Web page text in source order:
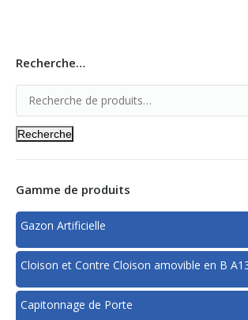
Recherche…
Recherche
Gamme de produits
Gazon Artificielle
Cloison et Contre Cloison amovible en B
Capitonnage de Porte